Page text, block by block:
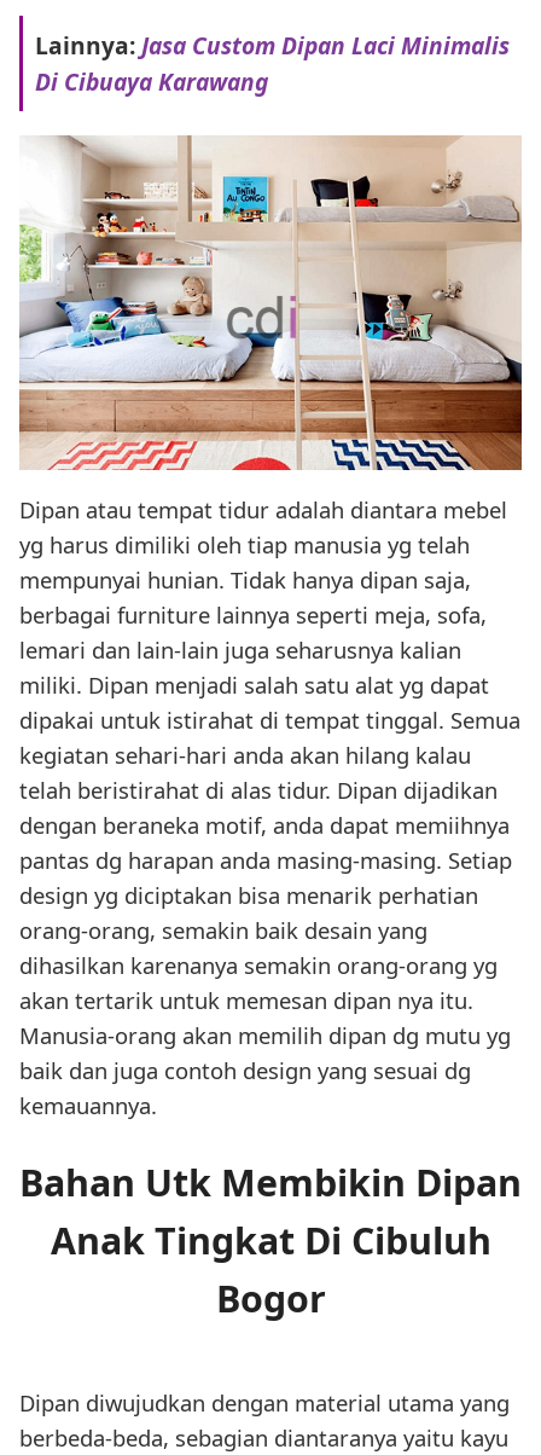
Lainnya:Jasa Custom Dipan Laci Minimalis
Di Cibuaya Karawang
Dipan atau tempat tidur adalah diantara mebel
yg harus dimiliki oleh tiap manusia yg telah
mempunyai hunian. Tidak hanya dipan saja,
berbagai furniture lainnya seperti meja, sofa,
lemari dan lain-lain juga seharusnya kalian
miliki. Dipan menjadi salah satu alat yg dapat
dipakai untuk istirahat di tempat tinggal. Semua
kegiatan sehari-hari anda akan hilang kalau
telah beristirahat di alas tidur. Dipan dijadikan
dengan beraneka motif, anda dapat memiihnya
pantas dg harapan anda masing-masing. Setiap
design yg diciptakan bisa menarik perhatian
orang-orang, semakin baik desain yang
dihasilkan karenanya semakin orang-orang yg
akan tertarik untuk memesan dipan nya itu.
Manusia-orang akan memilih dipan dg mutu yg
baik dan juga contoh design yang sesuai dg
kemauannya.
Bahan Utk Membikin Dipan
Anak Tingkat Di Cibuluh
Bogor
Dipan diwujudkan dengan material utama yang
berbeda-beda, sebagian diantaranya yaitu kayu